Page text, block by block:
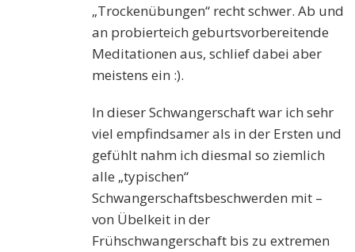
„Trockenübungen“ recht schwer. Ab und
an probierteich geburtsvorbereitende
Meditationen aus, schlief dabei aber
meistens ein :).
In dieser Schwangerschaft war ich sehr
viel empfindsamer als in der Ersten und
gefühlt nahm ich diesmal so ziemlich
alle „typischen“
Schwangerschaftsbeschwerden mit –
von Übelkeit in der
Frühschwangerschaft bis zu extremen